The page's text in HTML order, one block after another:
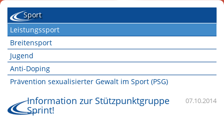
Sport
Leistungssport
Breitensport
Jugend
Anti-Doping
Prävention sexualisierter Gewalt im Sport (PSG)
07.10.2014
Information zur Stützpunktgruppe
Sprint!